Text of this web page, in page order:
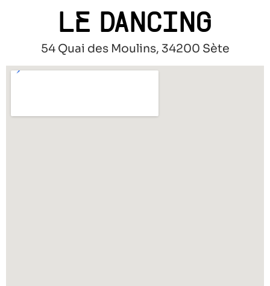
LE DANCING
54 Quai des Moulins, 34200 Sète